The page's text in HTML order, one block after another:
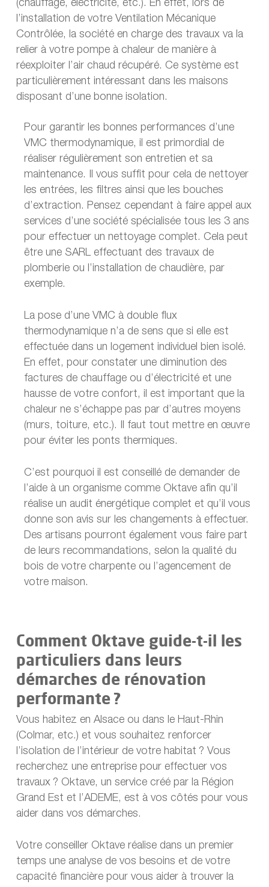
(chauffage, électricité, etc.). En effet, lors de
l’installation de votre Ventilation Mécanique
Contrôlée, la société en charge des travaux va la
relier à votre pompe à chaleur de manière à
réexploiter l’air chaud récupéré. Ce système est
particulièrement intéressant dans les maisons
disposant d’une bonne isolation.
Pour garantir les bonnes performances d’une
VMC thermodynamique, il est primordial de
réaliser régulièrement son entretien et sa
maintenance. Il vous suffit pour cela de nettoyer
les entrées, les filtres ainsi que les bouches
d’extraction. Pensez cependant à faire appel aux
services d’une société spécialisée tous les 3 ans
pour effectuer un nettoyage complet. Cela peut
être une SARL effectuant des travaux de
plomberie ou l’installation de chaudière, par
exemple.
La pose d’une VMC à double flux
thermodynamique n’a de sens que si elle est
effectuée dans un logement individuel bien isolé.
En effet, pour constater une diminution des
factures de chauffage ou d’électricité et une
hausse de votre confort, il est important que la
chaleur ne s’échappe pas par d’autres moyens
(murs, toiture, etc.). Il faut tout mettre en œuvre
pour éviter les ponts thermiques.
C’est pourquoi il est conseillé de demander de
l’aide à un organisme comme Oktave afin qu’il
réalise un audit énergétique complet et qu’il vous
donne son avis sur les changements à effectuer.
Des artisans pourront également vous faire part
de leurs recommandations, selon la qualité du
bois de votre charpente ou l’agencement de
votre maison.
Comment Oktave guide-t-il les
particuliers dans leurs
démarches de rénovation
performante ?
Vous habitez en Alsace ou dans le Haut-Rhin
(Colmar, etc.) et vous souhaitez renforcer
l’isolation de l’intérieur de votre habitat ? Vous
recherchez une entreprise pour effectuer vos
travaux ? Oktave, un service créé par la Région
Grand Est et l’ADEME, est à vos côtés pour vous
aider dans vos démarches.
Votre conseiller Oktave réalise dans un premier
temps une analyse de vos besoins et de votre
capacité financière pour vous aider à trouver la